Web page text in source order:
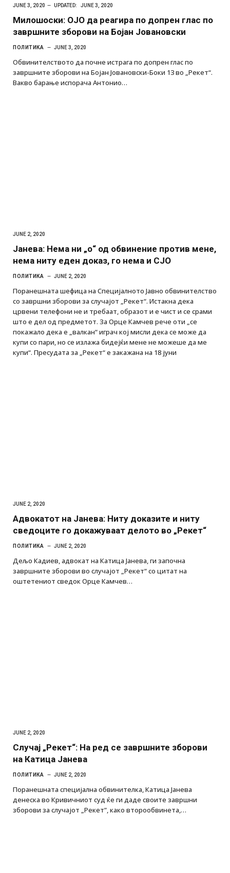
JUNE 3, 2020 UPDATED: JUNE 3, 2020
Милошоски: ОЈО да реагира по допрен глас по
завршните зборови на Бојан Јовановски
ПОЛИТИКА JUNE 3, 2020
Обвинителството да почне истрага по допрен глас по
завршните зборови на Бојан Јовановски-Боки 13 во „Рекет“.
Вакво барање испорача Антонио…
JUNE 2, 2020
Јанева: Нема ни „о“ од обвинение против мене,
нема ниту еден доказ, го нема и СЈО
ПОЛИТИКА JUNE 2, 2020
Поранешната шефица на Специјалното Јавно обвинителство
со завршни зборови за случајот „Рекет“. Истакна дека
црвени телефони не и требаат, образот и е чист и се срами
што е дел од предметот. За Орце Камчев рече оти „се
покажало дека е „валкан“ играч кој мисли дека се може да
купи со пари, но се излажа бидејќи мене не можеше да ме
купи“. Пресудата за „Рекет“ е закажана на 18 јуни
JUNE 2, 2020
Адвокатот на Јанева: Ниту доказите и ниту
сведоците го докажуваат делото во „Рекет“
ПОЛИТИКА JUNE 2, 2020
Дељо Кадиев, адвокат на Катица Јанева, ги започна
завршните зборови во случајот „Рекет“ со цитат на
оштетениот сведок Орце Камчев…
JUNE 2, 2020
Случај „Рекет“: На ред се завршните зборови
на Катица Јанева
ПОЛИТИКА JUNE 2, 2020
Поранешната специјална обвинителка, Катица Јанева
денеска во Кривичниот суд ќе ги даде своите завршни
зборови за случајот „Рекет”, како второобвинета,…